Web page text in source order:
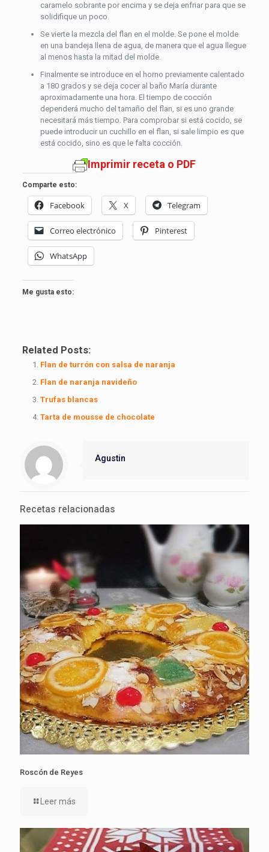
caramelo sobrante por encima y se deja enfriar para que se
solidifique un poco.
Se vierte la mezcla del flan en el molde. Se pone el molde
en una bandeja llena de agua, de manera que el agua llegue
al menos hasta la mitad del molde.
Finalmente se introduce en el horno previamente calentado
a 180 grados y se deja cocer al baño María durante
aproximadamente una hora. El tiempo de cocción
dependerá mucho del tamaño del flan, si es uno grande
necesitará más tiempo. Para comprobar si está cocido, se
puede introducir un cuchillo en el flan, si sale limpio es que
está cocido, sino es que le falta cocción.
Imprimir receta o PDF
Comparte esto:
Facebook X Telegram
Correo electrónico Pinterest
WhatsApp
Me gusta esto:
Related Posts:
Flan de turrón con salsa de naranja
Flan de naranja navideño
Trufas blancas
Tarta de mousse de chocolate
Agustin
Recetas relacionadas
Roscón de Reyes
Leer más